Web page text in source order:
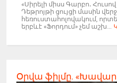
«Սիրելի միսս Գարբո․ Հուսով
Դեթրոյթի ցույցի մասին
հեռուստահոլովակում,
երբևէ «Ֆորդում» չեմ աշխ...
Օրվա ֆիլմը.